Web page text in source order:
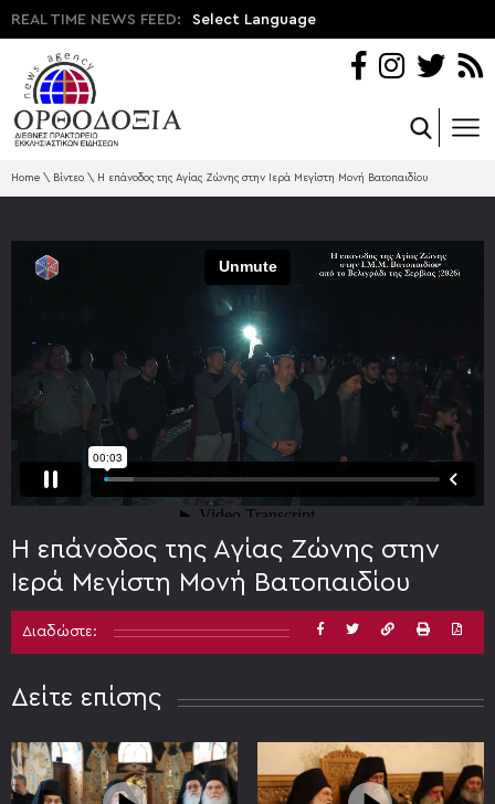
REAL TIME NEWS FEED: Select Language
Home \ Βίντεο \ Η επάνοδος της Αγίας Ζώνης στην Ιερά Μεγίστη Μονή Βατοπαιδίου
Η επάνοδος της Αγίας Ζώνης στην
Ιερά Μεγίστη Μονή Βατοπαιδίου
Διαδώστε:
Δείτε επίσης